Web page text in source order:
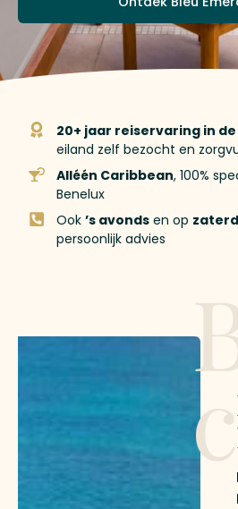
20+ jaar reiservaring in
eiland zelf bezocht en
Alléén Caribbean, 100%
Benelux
Ook ’s avondsen op
persoonlijk advies